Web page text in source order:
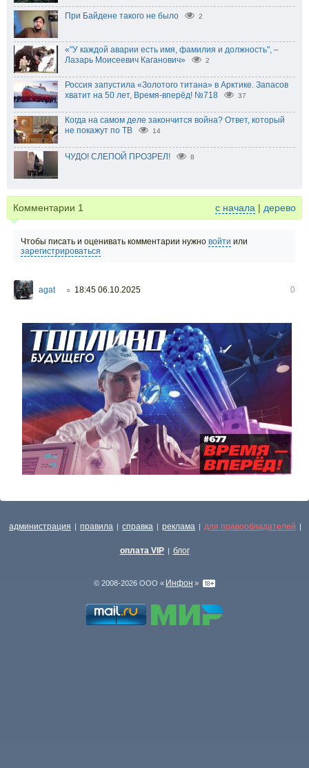
При Байдене такого не было 2
«"У каждой аварии есть имя, фамилия и должность", –
Лазарь Моисеевич Каганович»
2
Россия запустила «Золотого титана» в Арктике. Запасов
хватит на 50 лет, Время-вперёд! №718
37
Когда на самом деле закончится война? Ответ, который
не покажут по ТВ
14
ЧУДО! СЛЕПОЙ ПРОЗРЕЛ! 8
Комментарии 1 с начала | дерево
Чтобы писать и оценивать комментарии нужно войти или
зарегистрироваться
agat ○ 18:45 06.10.2025 0
администрация | правила | справка | реклама | для правообладателей |
оплата VIP | блог
© 2008-2026 ООО « Инфон »